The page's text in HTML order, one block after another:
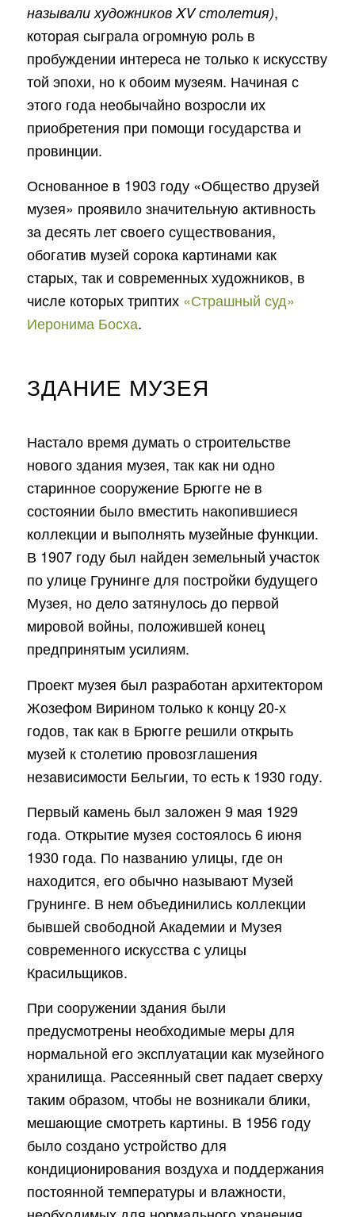
называли художников XV столетия),
которая сыграла огромную роль в
пробуждении интереса не только к искусству
той эпохи, но к обоим музеям. Начиная с
этого года необычайно возросли их
приобретения при помощи государства и
провинции.
Основанное в 1903 году «Общество друзей
музея» проявило значительную активность
за десять лет своего существования,
обогатив музей сорока картинами как
старых, так и современных художников, в
числе которых триптих «Страшный суд»
Иеронима Босха.
ЗДАНИЕ МУЗЕЯ
Настало время думать о строительстве
нового здания музея, так как ни одно
старинное сооружение Брюгге не в
состоянии было вместить накопившиеся
коллекции и выполнять музейные функции.
В 1907 году был найден земельный участок
по улице Грунинге для постройки будущего
Музея, но дело затянулось до первой
мировой войны, положившей конец
предпринятым усилиям.
Проект музея был разработан архитектором
Жозефом Вирином только к концу 20-х
годов, так как в Брюгге решили открыть
музей к столетию провозглашения
независимости Бельгии, то есть к 1930 году.
Первый камень был заложен 9 мая 1929
года. Открытие музея состоялось 6 июня
1930 года. По названию улицы, где он
находится, его обычно называют Музей
Грунинге. В нем объединились коллекции
бывшей свободной Академии и Музея
современного искусства с улицы
Красильщиков.
При сооружении здания были
предусмотрены необходимые меры для
нормальной его эксплуатации как музейного
хранилища. Рассеянный свет падает сверху
таким образом, чтобы не возникали блики,
мешающие смотреть картины. В 1956 году
было создано устройство для
кондиционирования воздуха и поддержания
постоянной температуры и влажности,